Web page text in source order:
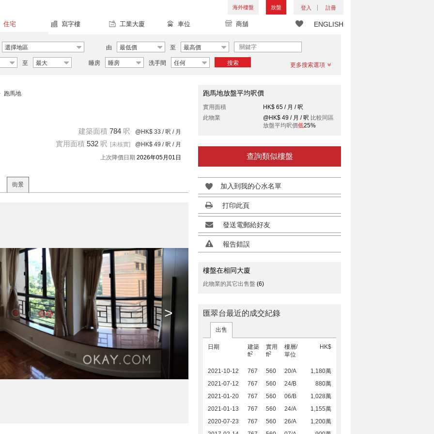
海外樓盤 放盤 登入 註冊
ENGLISH
住宅 寫字樓 工業大廈 車位 商舖
選擇地區 由 最低價 至 最高價
至 最大 睡房 睡房 洗手間 任何 搜索 更多搜索選項
跑馬地
建築面積 784 呎 @HK$ 33 / 呎 / 月
實用面積 532 呎 [未核實] @HK$ 49 / 呎 / 月
上次降價日期 2026年05月01日
街景
>
跑馬地放盤平均呎價
實用面積
HK$ 65 / 月 / 呎
此物業
@HK$ 49 / 月 / 呎 比較同區
放盤平均呎價低25%
查詢類似樓盤
加入到我的心水名單
打印此頁
發送電郵給好友
報告錯誤
樓盤在相同大廈
此物業的其它出售盤 (6)
匯翠台最近的成交紀錄
出售
日期
建築
ft2
實用
ft2
樓層/
單位
HK$
2021-10-12 767 560 20/A
1,180萬
2021-07-12
767 560 24/B
880萬
2021-01-20
767 560 06/B
1,028萬
2021-01-13
767 560 24/A
1,155萬
2020-07-23
767 560 26/A
1,200萬